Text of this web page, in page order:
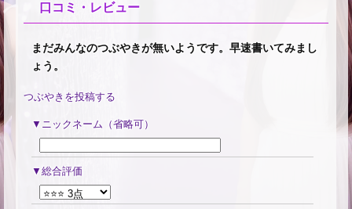
口コミ・レビュー
まだみんなのつぶやきが無いようです。早速書いてみまし
ょう。
つぶやきを投稿する
ニックネーム（省略可）
総合評価